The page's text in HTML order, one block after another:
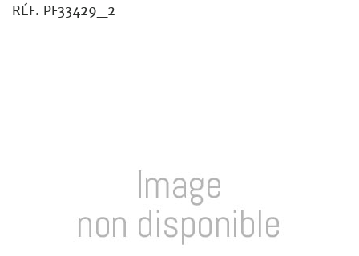
RÉF. PF33429_2